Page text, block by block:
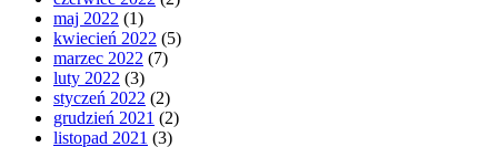
maj 2022 (1)
kwiecień 2022 (5)
marzec 2022 (7)
luty 2022 (3)
styczeń 2022 (2)
grudzień 2021 (2)
listopad 2021 (3)